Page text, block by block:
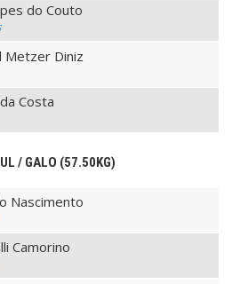
do Couto
Metzer Diniz
Costa
/ GALO (57.50KG)
Nascimento
Camorino